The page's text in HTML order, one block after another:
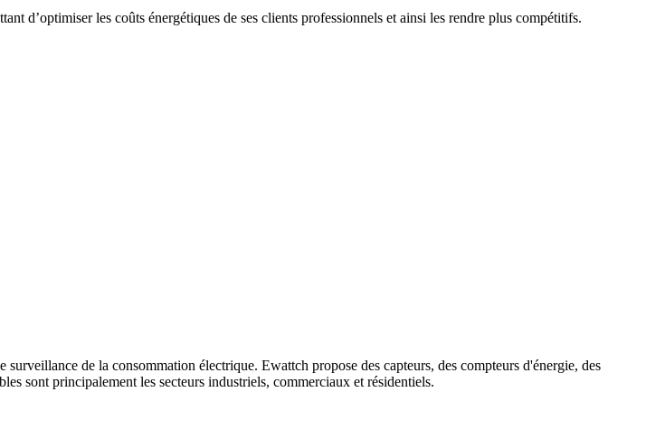
d’optimiser les coûts énergétiques de ses clients professionnels et ainsi les rendre plus compétitifs.
de la consommation électrique. Ewattch propose des capteurs, des compteurs d'énergie, des
sont principalement les secteurs industriels, commerciaux et résidentiels.